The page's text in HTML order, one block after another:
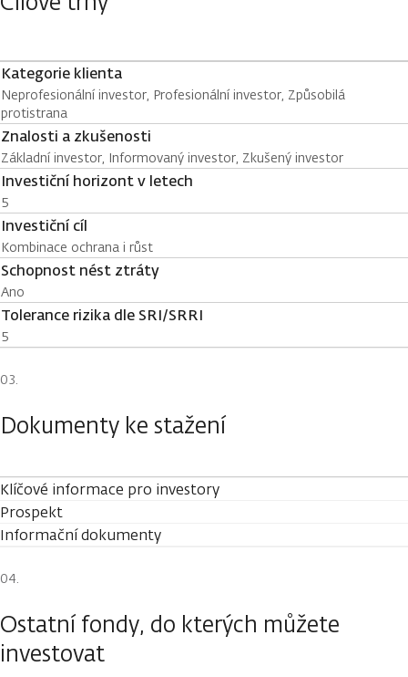
Kategorie klienta
Neprofesionální investor, Profesionální investor, Způsobilá
protistrana
Znalosti a zkušenosti
Základní investor, Informovaný investor, Zkušený investor
Investiční horizont v letech
5
Investiční cíl
Kombinace ochrana i růst
Schopnost nést ztráty
Ano
Tolerance rizika dle SRI/SRRI
5
Dokumenty ke stažení
Klíčové informace pro investory
Prospekt
Informační dokumenty
Ostatní fondy, do kterých můžete
investovat